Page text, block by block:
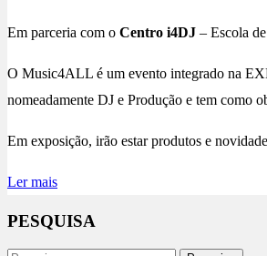
Em parceria com o Centro i4DJ – Escola
O Music4ALL é um evento integrado na
nomeadamente DJ e Produção e tem como
Em exposição, irão estar produtos e
Ler mais
PESQUISA